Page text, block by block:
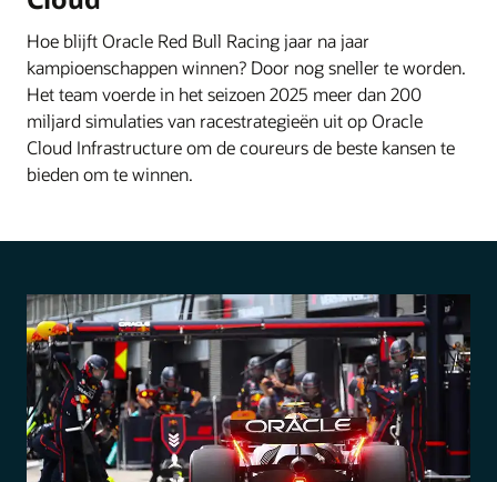
Hoe blijft Oracle Red Bull Racing jaar na jaar
kampioenschappen winnen? Door nog sneller te worden.
Het team voerde in het seizoen 2025 meer dan 200
miljard simulaties van racestrategieën uit op Oracle
Cloud Infrastructure om de coureurs de beste kansen te
bieden om te winnen.